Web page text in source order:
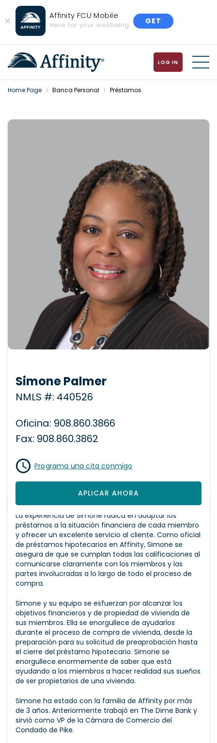
Close
Banner
Affinity FCU Mobile
Here for your wellbeing GET
MENU
LOG IN
Home Page Banca Personal Préstamos
Simone Palmer
NMLS #: 440526
Oficina: 908.860.3866
Fax: 908.860.3862
APLICAR AHORA
Programa una cita conmigo
La experiencia de Simone radica en adaptar los
préstamos a la situación financiera de cada miembro
y ofrecer un excelente servicio al cliente. Como oficial
de préstamos hipotecarios en Affinity, Simone se
asegura de que se cumplan todas las calificaciones al
comunicarse claramente con los miembros y las
partes involucradas a lo largo de todo el proceso de
compra.
Simone y su equipo se esfuerzan por alcanzar los
objetivos financieros y de propiedad de vivienda de
sus miembros. Ella se enorgullece de ayudarlos
durante el proceso de compra de vivienda, desde la
preparación para su solicitud de preaprobación hasta
el cierre del préstamo hipotecario. Simone se
enorgullece enormemente de saber que está
ayudando a los miembros a hacer realidad sus sueños
de ser propietarios de una vivienda.
Simone ha estado con la familia de Affinity por más
de 3 años. Anteriormente trabajó en The Dime Bank y
sirvió como VP de la Cámara de Comercio del
Condado de Pike.